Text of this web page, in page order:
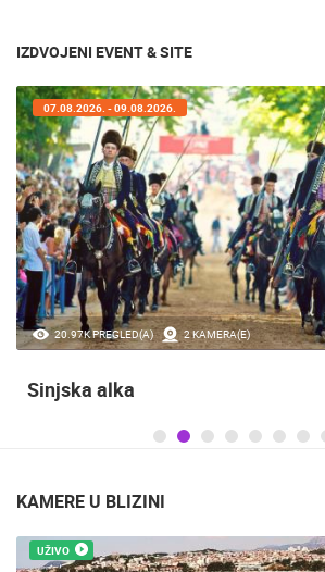
IZDVOJENI EVENT & SITE
20.97K PREGLED(A) 2 KAMERA(E)
07.08.2026. - 09.08.2026.
Sinjska alka
KAMERE U BLIZINI
UŽIVO